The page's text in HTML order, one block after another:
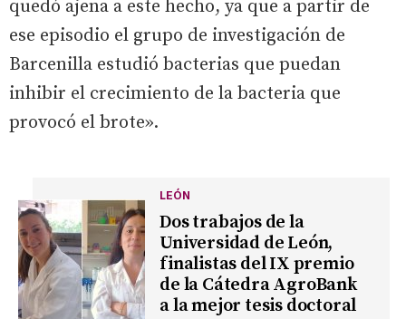
quedó ajena a este hecho, ya que a partir de
ese episodio el grupo de investigación de
Barcenilla estudió bacterias que puedan
inhibir el crecimiento de la bacteria que
provocó el brote».
LEÓN
Dos trabajos de la
Universidad de León,
finalistas del IX premio
de la Cátedra AgroBank
a la mejor tesis doctoral